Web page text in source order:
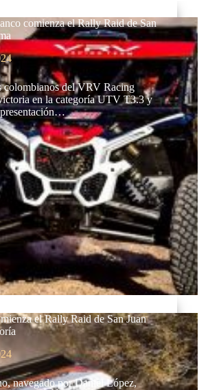
comienza el Rally Raid de San
colombianos del VRV Racing
en la categoría UTV T3.3 y
el Rally Raid de San Juan
navegado por Daniel López,